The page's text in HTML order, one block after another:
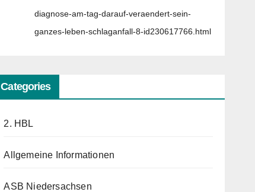
diagnose-am-tag-darauf-veraendert-sein-
ganzes-leben-schlaganfall-8-id230617766.html
Categories
2. HBL
Allgemeine Informationen
ASB Niedersachsen